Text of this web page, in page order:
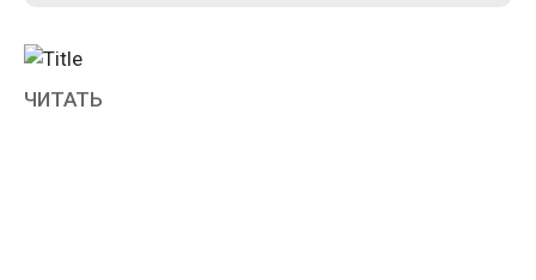
ЧИТАТЬ